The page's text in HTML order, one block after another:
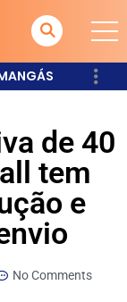
de 40
tem
e
No Comments